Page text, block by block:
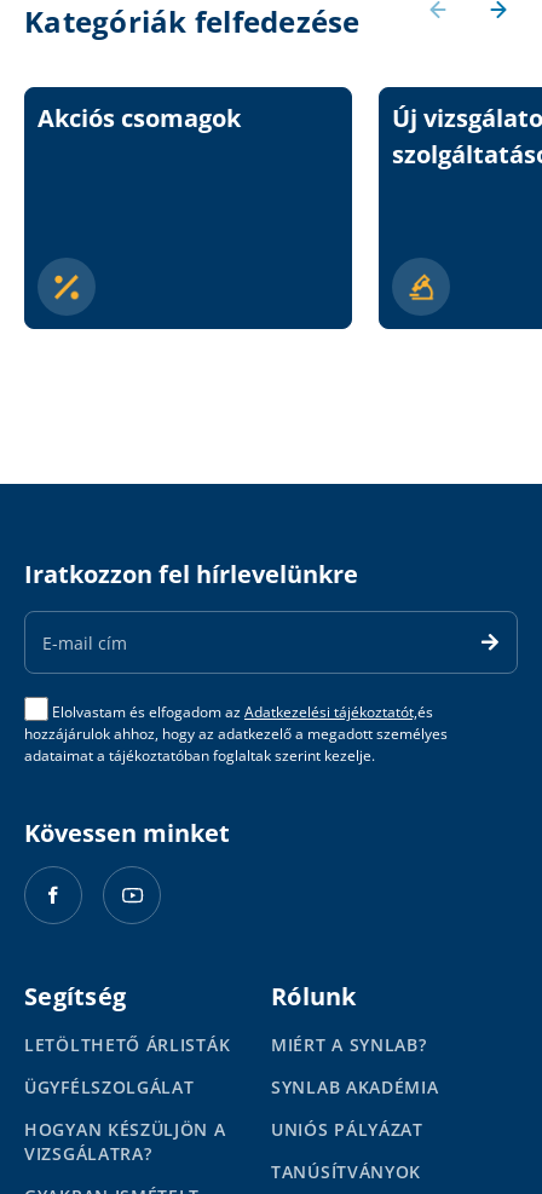
Kategóriák felfedezése
Akciós csomagok
Új
Iratkozzon fel hírlevelünkre
Email
Address
Elolvastam és elfogadom azAdatkezelési tájékoztatót,és
hozzájárulok ahhoz, hogy az adatkezelő a megadott személyes
adataimat a tájékoztatóban foglaltak szerint kezelje.
Kövessen minket
Segítség
LETÖLTHETŐ ÁRLISTÁK
ÜGYFÉLSZOLGÁLAT
HOGYAN KÉSZÜLJÖN A
VIZSGÁLATRA?
Rólunk
MIÉRT A SYNLAB?
SYNLAB AKADÉMIA
UNIÓS PÁLYÁZAT
TANÚSÍTVÁNYOK